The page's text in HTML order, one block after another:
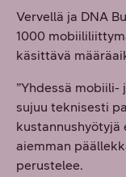
Vervellä ja DNA
1000
käsittävä
”Yhdessä
sujuu teknisesti
kustannushyötyjä
aiemman
perustelee.